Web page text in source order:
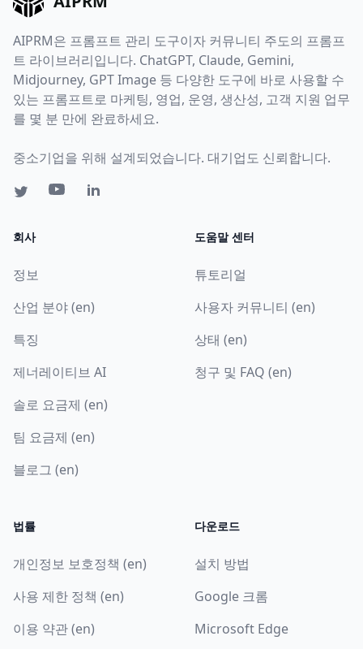
AIPRM은 프롬프트 관리 도구이자 커뮤니티 주도의 프롬프
트 라이브러리입니다. ChatGPT, Claude, Gemini,
Midjourney, GPT Image 등 다양한 도구에 바로 사용할 수
있는 프롬프트로 마케팅, 영업, 운영, 생산성, 고객 지원 업무
를 몇 분 만에 완료하세요.
중소기업을 위해 설계되었습니다. 대기업도 신뢰합니다.
회사
정보
산업 분야 (en)
특징
제너레이티브 AI
솔로 요금제 (en)
팀 요금제 (en)
블로그 (en)
도움말 센터
튜토리얼
사용자 커뮤니티 (en)
상태 (en)
청구 및 FAQ (en)
법률
개인정보 보호정책 (en)
사용 제한 정책 (en)
이용 약관 (en)
다운로드
설치 방법
Google 크롬
Microsoft Edge